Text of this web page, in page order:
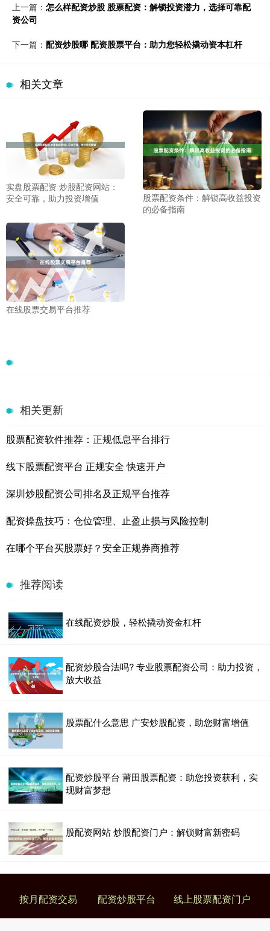
上一篇： 怎么样配资炒股 股票配资：解锁投资潜力，选择可靠配
资公司
下一篇： 配资炒股哪 配资股票平台：助力您轻松撬动资本杠杆
相关文章
实盘股票配资 炒股配资网站：
安全可靠，助力投资增值
股票配资条件：解锁高收益投资
的必备指南
在线股票交易平台推荐
相关更新
股票配资软件推荐：正规低息平台排行
线下股票配资平台 正规安全 快速开户
深圳炒股配资公司排名及正规平台推荐
配资操盘技巧：仓位管理、止盈止损与风险控制
在哪个平台买股票好？安全正规券商推荐
推荐阅读
在线配资炒股，轻松撬动资金杠杆
配资炒股合法吗? 专业股票配资公司：助力投资，
放大收益
股票配什么意思 广安炒股配资，助您财富增值
配资炒股平台 莆田股票配资：助您投资获利，实
现财富梦想
股配资网站 炒股配资门户：解锁财富新密码
按月配资交易 配资炒股平台 线上股票配资门户